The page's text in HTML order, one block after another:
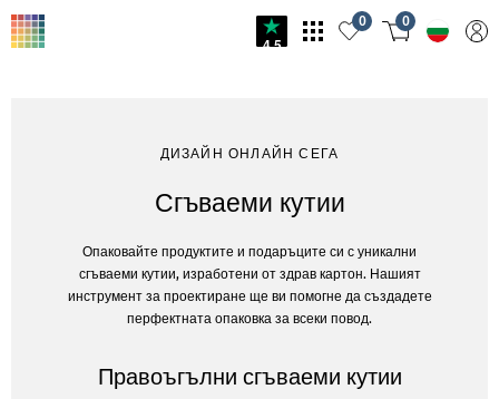
4.5
0 0
ДИЗАЙН ОНЛАЙН СЕГА
Сгъваеми кутии
Опаковайте продуктите и подаръците си с уникални
сгъваеми кутии, изработени от здрав картон. Нашият
инструмент за проектиране ще ви помогне да създадете
перфектната опаковка за всеки повод.
Правоъгълни сгъваеми кутии